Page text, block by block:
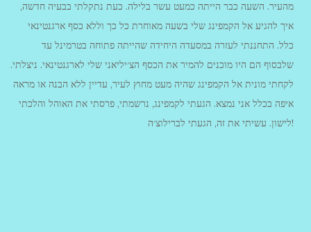
מהעיר. השעה כבר הייתה כמעט עשר בלילה. כעת נתקלתי בבעיה חדשה,
איך להגיע אל הקמפינג שלי בשעה מאוחרת כל כך וללא כסף ארגנטינאי
כלל. התחננתי לעזרה במסעדה היחידה שהייתה פתוחה בטרמינל עד
שלבסוף הם היו מוכנים להמיר את הכסף הצ׳יליאני שלי לארגנטינאי. ניצלתי.
לקחתי מונית אל הקמפינג שהיה מעט מחוץ לעיר, עדיין ללא הבנה או מראה
איפה בכלל אני נמצא. הגעתי לקמפינג, נרשמתי, פרסתי את האוהל והלכתי
לישון. עשיתי את זה, הגעתי לברילוצ׳ה!